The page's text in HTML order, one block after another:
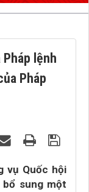
lệnh
Pháp
vụ Quốc hội
bổ sung một